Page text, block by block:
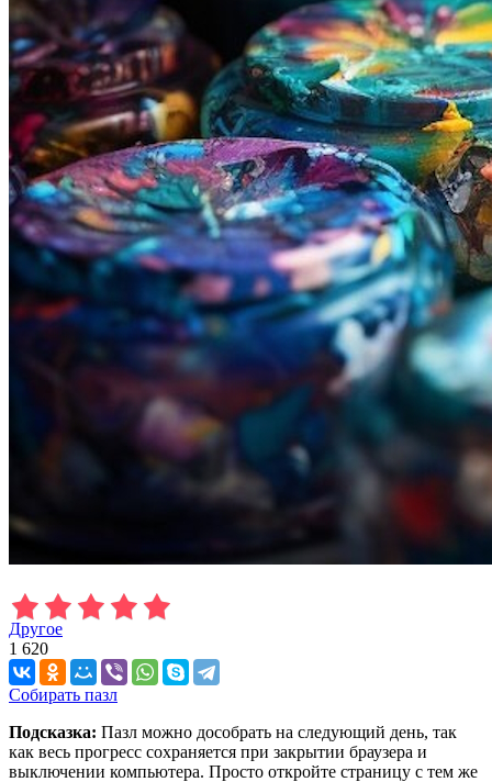
Другое
1 620
Собирать пазл
Подсказка: Пазл можно дособрать на следующий день, так
как весь прогресс сохраняется при закрытии браузера и
выключении компьютера. Просто откройте страницу с тем же